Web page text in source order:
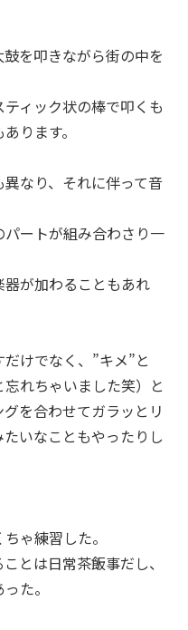
を叩きながら街の中を
ィック状の棒で叩くも
ります。
なり、それに伴って音
ートが組み合わさり一
が加わることもあれ
けでなく、”キメ”と
れちゃいました笑）と
を合わせてガラッとリ
いなこともやったりし
ゃ練習した。
とは日常茶飯事だし、
た。